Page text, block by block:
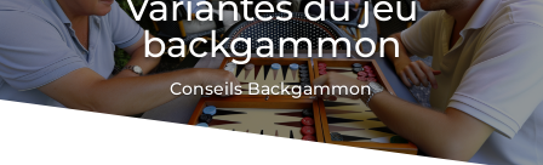
backgammon
Conseils Backgammon